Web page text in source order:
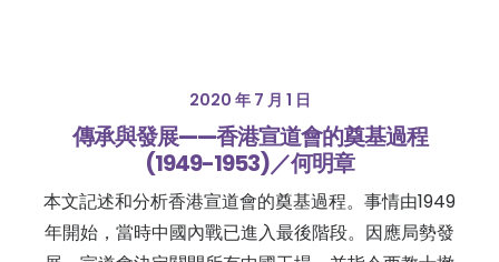
2020 年 7 月 1 日
傳承與發展——香港宣道會的奠基過程
(1949-1953)／何明章
本文記述和分析香港宣道會的奠基過程。事情由1949
年開始，當時中國內戰已進入最後階段。因應局勢發